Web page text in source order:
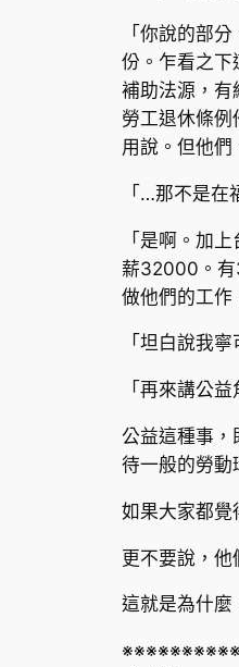
「你說的部
份。乍看之下
補助法源，有
勞工退休條
用說。但他們
「…那不是在
「是啊。加
薪32000。有
做他們的工作
「坦白說我
「再來講公
公益這種事，
待一般的勞動
如果大家都覺
更不要說，他
這就是為什麼